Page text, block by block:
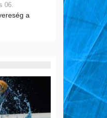
06.
a